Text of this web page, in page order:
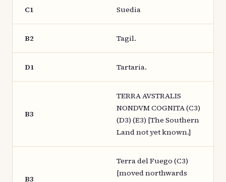
C1 Suedia
B2 Tagil.
D1 Tartaria.
B3
TERRA AVSTRALIS
NONDVM COGNITA (C3)
(D3) (E3) [The Southern
Land not yet known.]
B3
Terra del Fuego (C3)
[moved northwards